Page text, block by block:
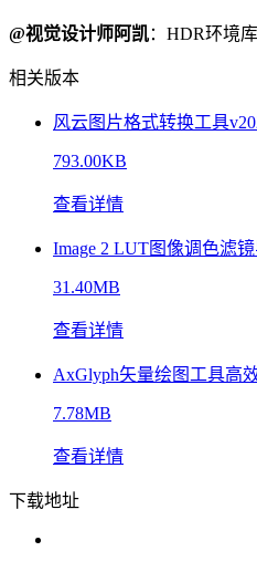
@视觉设计师阿凯：HDR环境
相关版本
风云图片格式转换工具
793.00KB
查看详情
Image 2 LUT图像调色滤
31.40MB
查看详情
AxGlyph矢量绘图工具高
7.78MB
查看详情
下载地址